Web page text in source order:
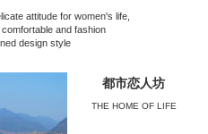
attitude for women's life,
and fashion
design style
都市恋人坊
THE HOME OF LIFE